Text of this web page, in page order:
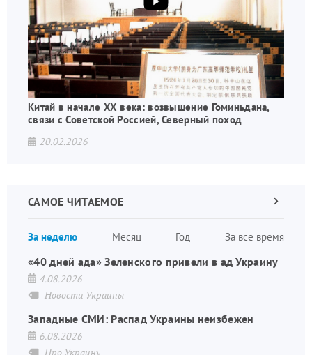
Китай в начале XX века: возвышение Гоминьдана,
связи с Советской Россией, Северный поход
20.02.2026
САМОЕ ЧИТАЕМОЕ
За неделю Месяц Год За все время
Следующая
«40 дней ада» Зеленского привели в ад Украину
4.08.2026
Новости Украины
Западные СМИ: Распад Украины неизбежен
6.08.2026
Про Украину